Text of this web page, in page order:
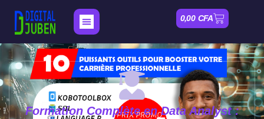
0,00 CFA
Formation Complète en Data Analyst :